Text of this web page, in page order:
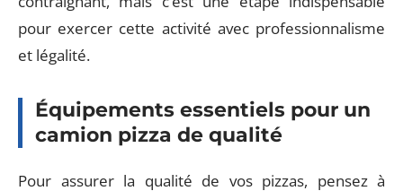
pour exercer cette activité avec professionnalisme
et légalité.
Équipements essentiels pour un
camion pizza de qualité
Pour assurer la qualité de vos pizzas, pensez à